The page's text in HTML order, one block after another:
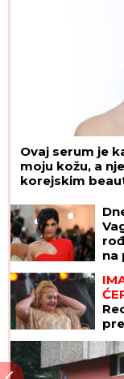
Ovaj serum je
moju kožu, a
korejskim
na